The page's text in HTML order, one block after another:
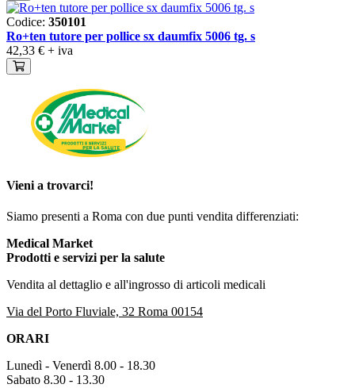
Codice: 350101
Ro+ten tutore per pollice sx daumfix 5006 tg. s
42,33 € + iva
Vieni a trovarci!
Siamo presenti a Roma con due punti vendita differenziati:
Medical Market
Prodotti e servizi per la salute
Vendita al dettaglio e all'ingrosso di articoli medicali
Via del Porto Fluviale, 32 Roma 00154
ORARI
Lunedì - Venerdì 8.00 - 18.30
Sabato 8.30 - 13.30